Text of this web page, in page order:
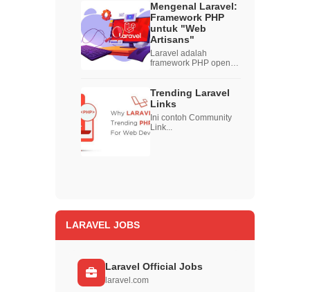
Mengenal Laravel:
Framework PHP
untuk "Web
Artisans"
Laravel adalah
framework PHP open-
dengan filosofi untuk
me...
Trending Laravel
Links
Ini contoh Community
Link...
LARAVEL JOBS
Laravel Official Jobs
laravel.com